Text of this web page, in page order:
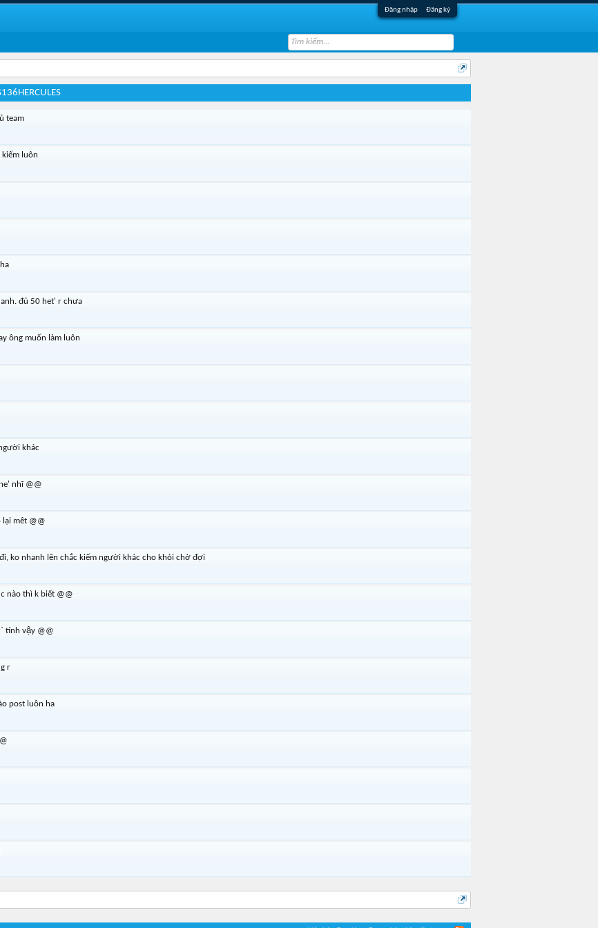
Đăng nhập Đăng ký
team
kiếm luôn
đủ 50 het' r chưa
ông muốn làm luôn
khác
nhĩ @@
mêt @@
ko nhanh lên chắc kiếm người khác cho khỏi chờ đợi
nào thì k biết @@
tính vậy @@
r
post luôn ha